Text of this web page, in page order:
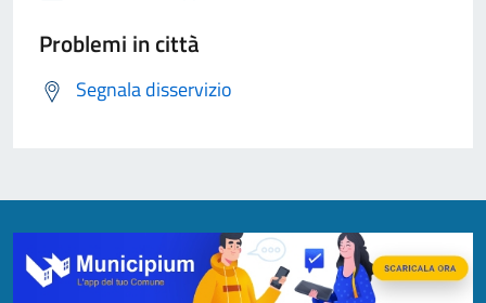
Problemi in città
Segnala disservizio